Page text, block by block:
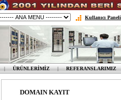
Kullanıcı Paneli
ÜRÜNLERİMİZ|REFERANSLARIMIZ
DOMAIN KAYIT